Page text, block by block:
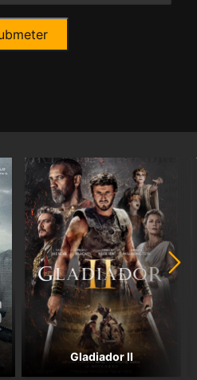
Gladiador II